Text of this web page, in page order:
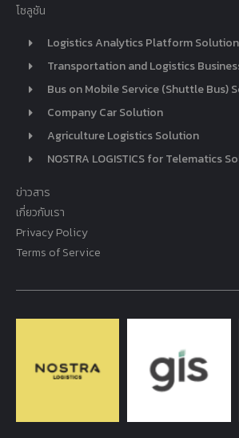
โซลูชัน
Logistics Analytics Platform Solution
Transportation and Logistics
Bus on Mobile Service (Shuttle Bus)
Company Car Solution
Agriculture Logistics Solution
NOSTRA LOGISTICS for Telematics
ข่าวสาร
เกี่ยวกับเรา
Privacy Policy
Terms of Service